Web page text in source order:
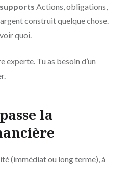
Actions, obligations,
construit quelque chose.
quoi.
experte. Tu as besoin d’un
la
(immédiat ou long terme), à